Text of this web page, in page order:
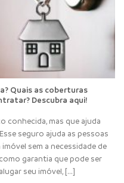
Quais as coberturas
Descubra aqui!
conhecida, mas que ajuda
seguro ajuda as pessoas
sem a necessidade de
garantia que pode ser
seu imóvel, [...]